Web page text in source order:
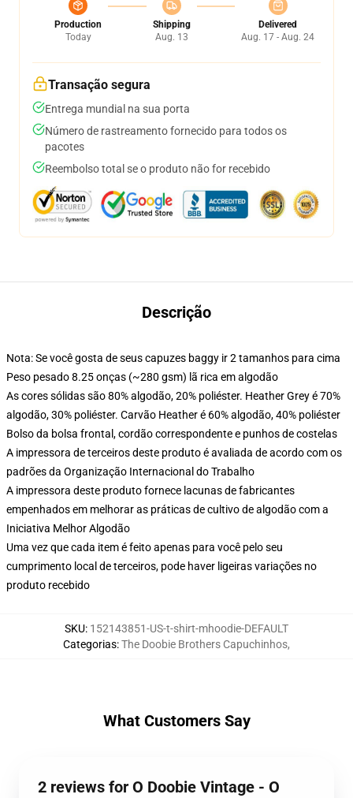
Production
Today
Shipping
Aug. 13
Delivered
Aug. 17 - Aug. 24
Transação segura
Entrega mundial na sua porta
Número de rastreamento fornecido para todos os
pacotes
Reembolso total se o produto não for recebido
Descrição
Nota: Se você gosta de seus capuzes baggy ir 2 tamanhos para cima
Peso pesado 8.25 onças (~280 gsm) lã rica em algodão
As cores sólidas são 80% algodão, 20% poliéster. Heather Grey é 70%
algodão, 30% poliéster. Carvão Heather é 60% algodão, 40% poliéster
Bolso da bolsa frontal, cordão correspondente e punhos de costelas
A impressora de terceiros deste produto é avaliada de acordo com os
padrões da Organização Internacional do Trabalho
A impressora deste produto fornece lacunas de fabricantes
empenhados em melhorar as práticas de cultivo de algodão com a
Iniciativa Melhor Algodão
Uma vez que cada item é feito apenas para você pelo seu
cumprimento local de terceiros, pode haver ligeiras variações no
produto recebido
SKU: 152143851-US-t-shirt-mhoodie-DEFAULT
Categorias:The Doobie Brothers Capuchinhos,
What Customers Say
2 reviews for O Doobie Vintage - O